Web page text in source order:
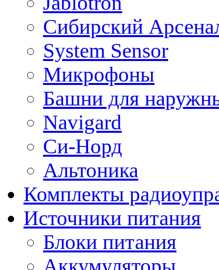
Сибирский
System Sensor
Микрофоны
Башни для
Navigard
Си-Норд
Альтоника
Комплекты
Источники питания
Блоки питания